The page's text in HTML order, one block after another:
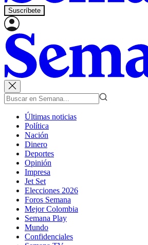
Suscríbete
Últimas noticias
Política
Nación
Dinero
Deportes
Opinión
Impresa
Jet Set
Elecciones 2026
Foros Semana
Mejor Colombia
Semana Play
Mundo
Confidenciales